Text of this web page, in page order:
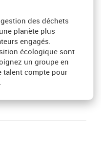
des déchets
planète plus
engagés.
écologique sont
un groupe en
talent compte pour